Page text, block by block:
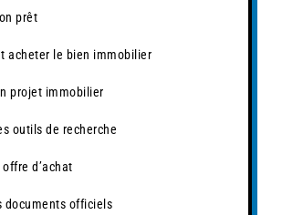
prêt
acheter le bien immobilier
projet immobilier
outils de recherche
d’achat
documents officiels